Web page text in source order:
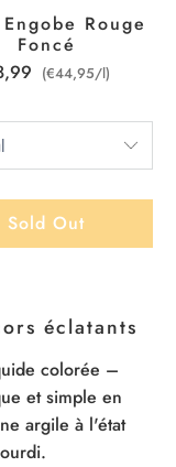
Rouge
Foncé
(€44,95/l)
Sold Out
éclatants
colorée –
et simple en
argile à l'état